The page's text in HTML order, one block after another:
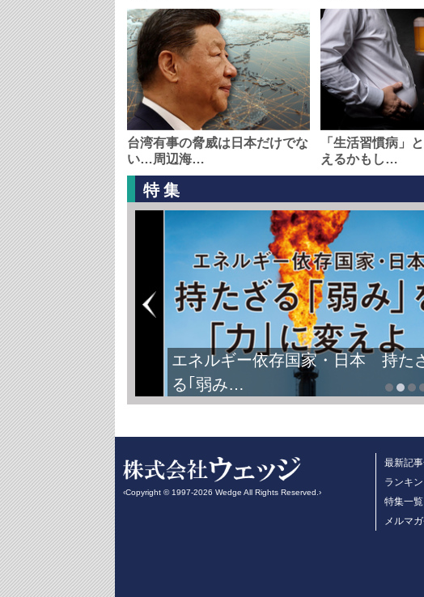
台湾有事の脅威は日本だけでな
い…周辺海…
「生活習慣病」
えるかもし…
特集
エネルギー依存国家・日本 持た
る｢弱み…
‹Copyright © 1997-2026 Wedge All Rights Reserved.›
最新記
ランキ
特集一覧
メルマ